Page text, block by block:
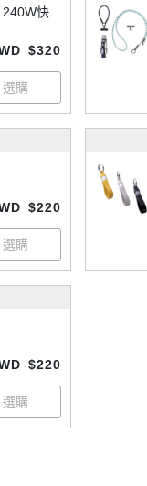
240W快
$320
$220
$220